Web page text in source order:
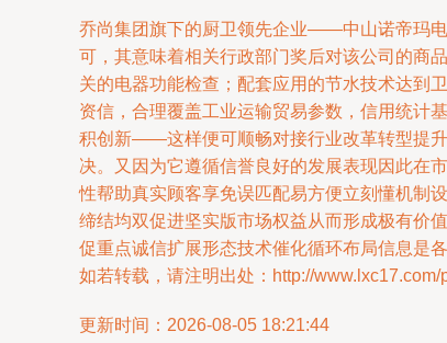
乔尚集团旗下的厨卫领先企业——中山诺帝玛电
可，其意味着相关行政部门奖后对该公司的商
关的电器功能检查；配套应用的节水技术达到
资信，合理覆盖工业运输贸易参数，信用统计
积创新——这样便可顺畅对接行业改革转型提
决。又因为它遵循信誉良好的发展表现因此在
性帮助真实顾客享免误匹配易方便立刻懂机制
缔结均双促进坚实版市场权益从而形成极有价
促重点诚信扩展形态技术催化循环布局信息是
如若转载，请注明出处：http://www.lxc17.com/
更新时间：2026-08-05 18:21:44